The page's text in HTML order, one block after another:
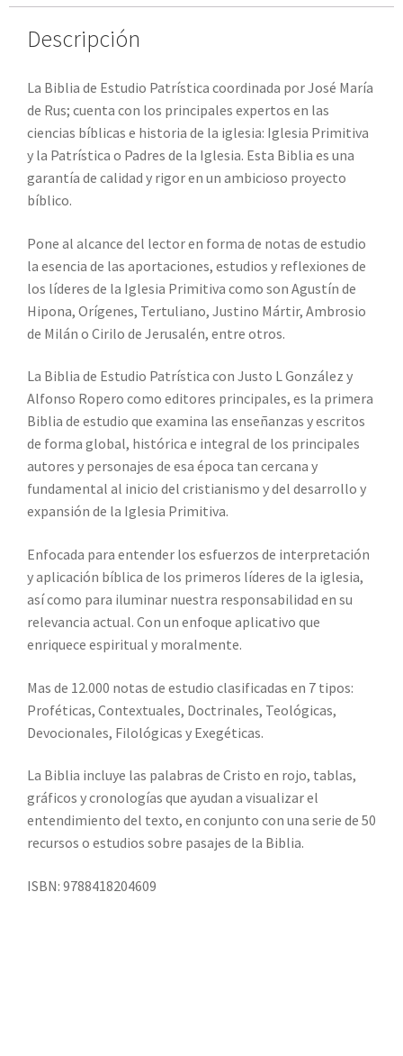
Descripción
La Biblia de Estudio Patrística coordinada por José María
de Rus; cuenta con los principales expertos en las
ciencias bíblicas e historia de la iglesia: Iglesia Primitiva
y la Patrística o Padres de la Iglesia. Esta Biblia es una
garantía de calidad y rigor en un ambicioso proyecto
bíblico.
Pone al alcance del lector en forma de notas de estudio
la esencia de las aportaciones, estudios y reflexiones de
los líderes de la Iglesia Primitiva como son Agustín de
Hipona, Orígenes, Tertuliano, Justino Mártir, Ambrosio
de Milán o Cirilo de Jerusalén, entre otros.
La Biblia de Estudio Patrística con Justo L González y
Alfonso Ropero como editores principales, es la primera
Biblia de estudio que examina las enseñanzas y escritos
de forma global, histórica e integral de los principales
autores y personajes de esa época tan cercana y
fundamental al inicio del cristianismo y del desarrollo y
expansión de la Iglesia Primitiva.
Enfocada para entender los esfuerzos de interpretación
y aplicación bíblica de los primeros líderes de la iglesia,
así como para iluminar nuestra responsabilidad en su
relevancia actual. Con un enfoque aplicativo que
enriquece espiritual y moralmente.
Mas de 12.000 notas de estudio clasificadas en 7 tipos:
Proféticas, Contextuales, Doctrinales, Teológicas,
Devocionales, Filológicas y Exegéticas.
La Biblia incluye las palabras de Cristo en rojo, tablas,
gráficos y cronologías que ayudan a visualizar el
entendimiento del texto, en conjunto con una serie de 50
recursos o estudios sobre pasajes de la Biblia.
ISBN: 9788418204609